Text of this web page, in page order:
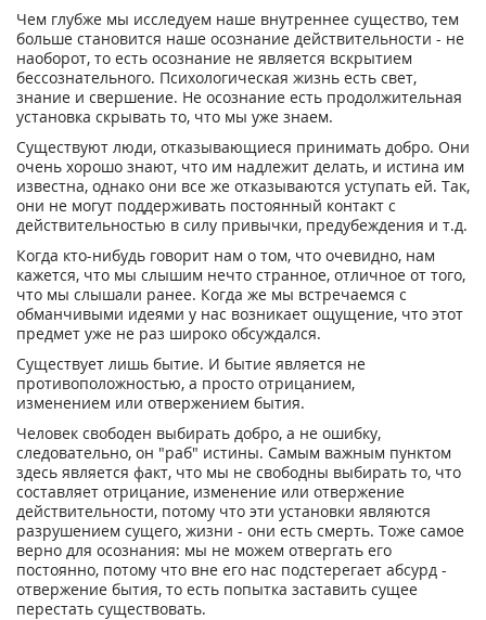
Чем глубже мы исследуем наше внутреннее существо, тем
больше становится наше осознание действительности - не
наоборот, то есть осознание не является вскрытием
бессознательного. Психологическая жизнь есть свет,
знание и свершение. Не осознание есть продолжительная
установка скрывать то, что мы уже знаем.
Существуют люди, отказывающиеся принимать добро. Они
очень хорошо знают, что им надлежит делать, и истина им
известна, однако они все же отказываются уступать ей. Так,
они не могут поддерживать постоянный контакт с
действительностью в силу привычки, предубеждения и т.д.
Когда кто-нибудь говорит нам о том, что очевидно, нам
кажется, что мы слышим нечто странное, отличное от того,
что мы слышали ранее. Когда же мы встречаемся с
обманчивыми идеями у нас возникает ощущение, что этот
предмет уже не раз широко обсуждался.
Существует лишь бытие. И бытие является не
противоположностью, а просто отрицанием,
изменением или отвержением бытия.
Человек свободен выбирать добро, а не ошибку,
следовательно, он "раб" истины. Самым важным пунктом
здесь является факт, что мы не свободны выбирать то, что
составляет отрицание, изменение или отвержение
действительности, потому что эти установки являются
разрушением сущего, жизни - они есть смерть. Тоже самое
верно для осознания: мы не можем отвергать его
постоянно, потому что вне его нас подстерегает абсурд -
отвержение бытия, то есть попытка заставить сущее
перестать существовать.